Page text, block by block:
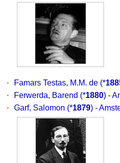
· Famars Testas, M.M. de (*
·
Ferwerda, Barend (*1880) -
·
Garf, Salomon (*1879) -